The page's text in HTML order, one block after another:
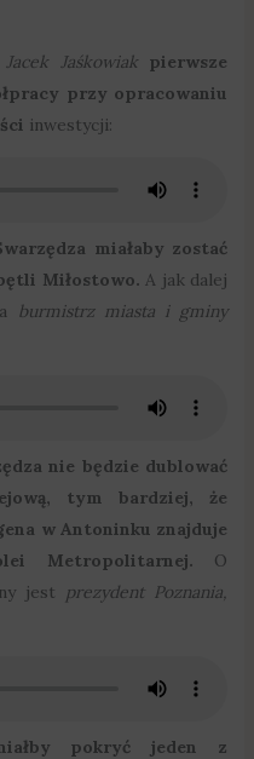
Jaśkowiak pierwsze
przy opracowaniu
inwestycji:
miałaby zostać
Miłostowo.A jak dalej
burmistrz miasta i gminy
nie będzie dublować
tym bardziej, że
w Antoninku znajduje
Metropolitarnej. O
jest prezydent Poznania,
pokryć jeden z